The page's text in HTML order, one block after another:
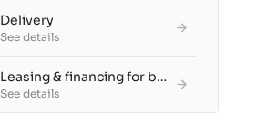
Delivery
See details
Leasing & financing for businesses
See details